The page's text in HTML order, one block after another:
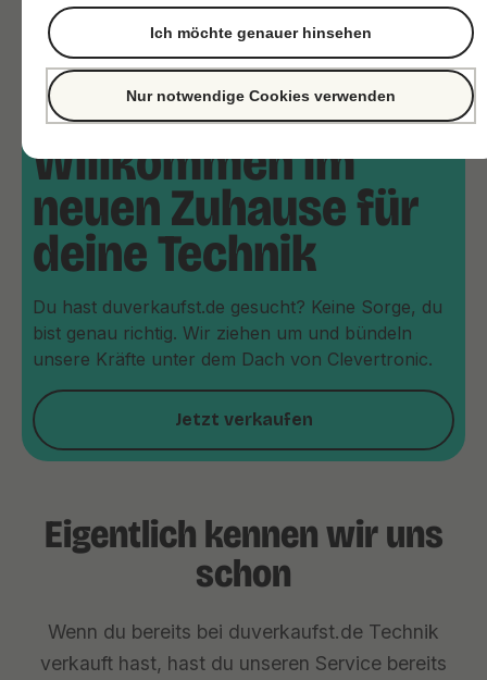
Willkommen im
neuen Zuhause für
deine Technik
Du hast duverkaufst.de gesucht? Keine Sorge, du
bist genau richtig. Wir ziehen um und bündeln
unsere Kräfte unter dem Dach von Clevertronic.
Jetzt verkaufen
Eigentlich kennen wir uns
schon
Wenn du bereits bei duverkaufst.de Technik
verkauft hast, hast du unseren Service bereits
Nur notwendige Cookies verwenden
Ich möchte genauer hinsehen